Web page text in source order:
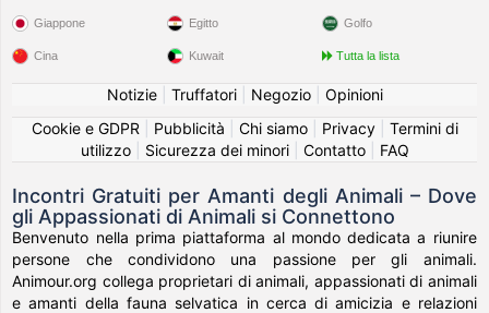
Giappone
Cina
Egitto
Kuwait
Golfo
Tutta la lista
Notizie| Truffatori| Negozio| Opinioni
Cookie e GDPR
Pubblicità Chi siamo| Privacy| Termini di
utilizzo| Sicurezza dei minori| Contatto| FAQ
Incontri Gratuiti per Amanti degli Animali – Dove
gli Appassionati di Animali si Connettono
Benvenuto nella prima piattaforma al mondo dedicata a riunire
persone che condividono una passione per gli animali.
Animour.org collega proprietari di animali, appassionati di animali
e amanti della fauna selvatica in cerca di amicizia e relazioni